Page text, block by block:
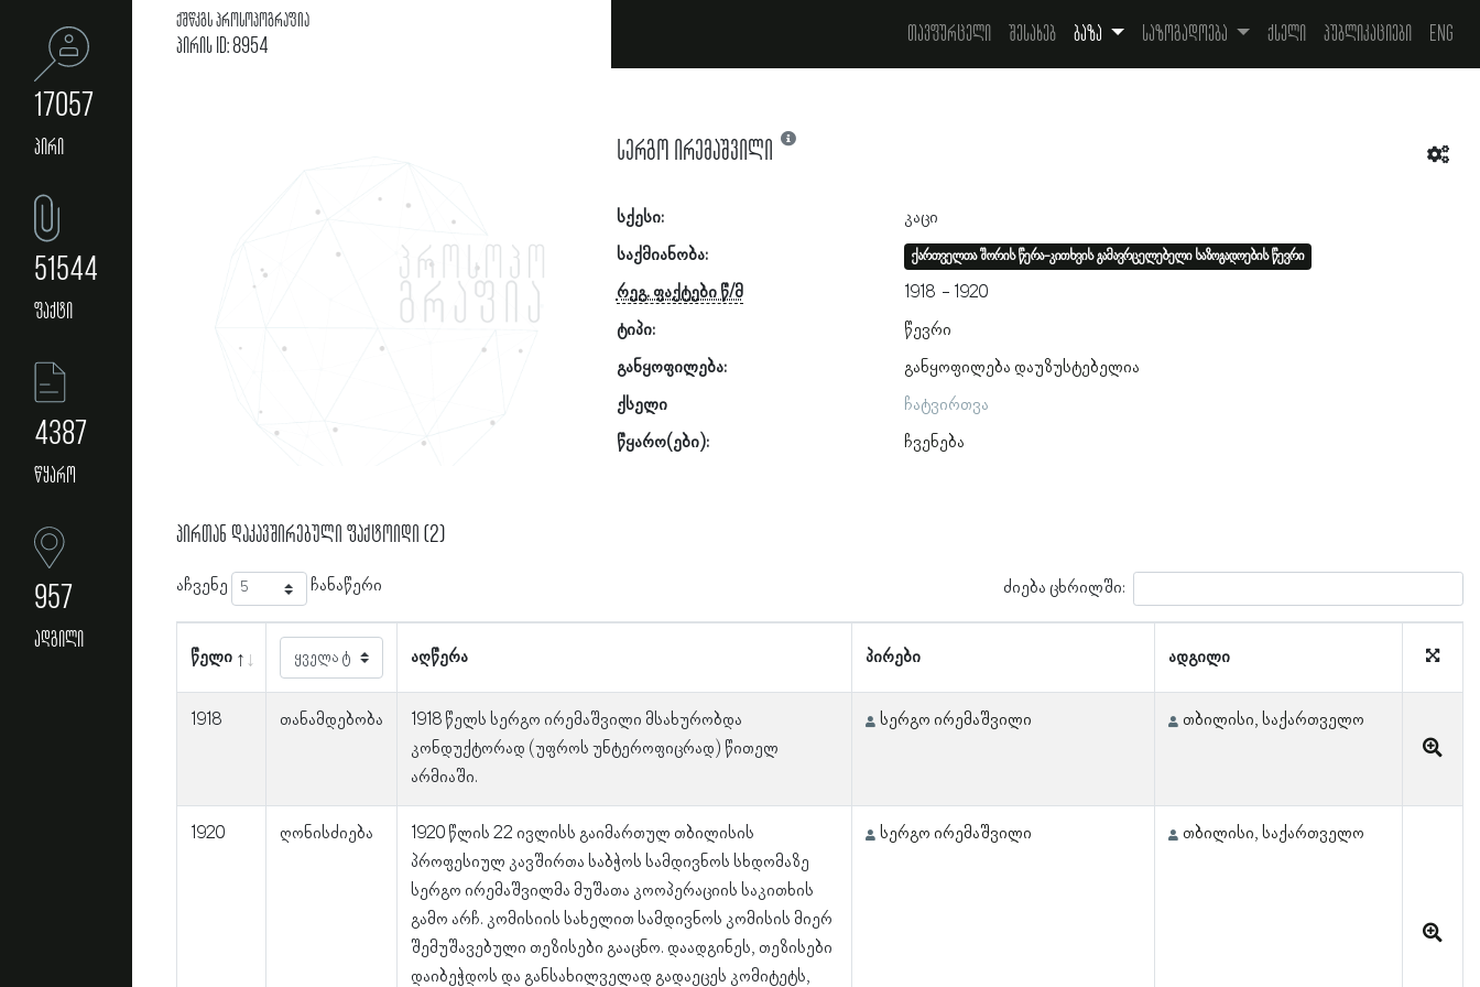
17057
პირი
51544
ფაქტი
4387
წყარო
957
ადგილი
ქშწკგს პროსოპოგრაფია
პირის ID: 8954 თავფურცელი შესახებ ბაზა საზოგადოება ქსელი პუბლიკაციები Eng
სერგო ირემაშვილი
სქესი:
კაცი
საქმიანობა:
ქართველთა შორის წერა-კითხვის გამავრცელებელი საზოგადოების წევრი
რეგ. ფაქტები წ/მ 1918
1920
ტიპი:
წევრი
განყოფილება:
განყოფილება დაუზუსტებელია
ქსელი
ჩატვირთვა
წყარო(ები):
ჩვენება
პირთან დაკავშირებული ფაქტოიდი (2)
აჩვენე ჩანაწერი ძიება ცხრილში:
წელი აღწერა პირები ადგილი
1918 თანამდებობა
1918 წელს სერგო ირემაშვილი მსახურობდა
კონდუქტორად (უფროს უნტეროფიცრად) წითელ
არმიაში.
სერგო ირემაშვილი თბილისი, საქართველო
1920 ღონისძიება
1920 წლის 22 ივლისს გაიმართულ თბილისის
პროფესიულ კავშირთა საბჭოს სამდივნოს სხდომაზე
სერგო ირემაშვილმა მუშათა კოოპერაციის საკითხის
გამო არჩ. კომისიის სახელით სამდივნოს კომისის მიერ
შემუშავებული თეზისები გააცნო. დაადგინეს, თეზისები
დაიბეჭდოს და განსახილველად გადაეცეს კომიტეტს,
სერგო ირემაშვილი თბილისი, საქართველო